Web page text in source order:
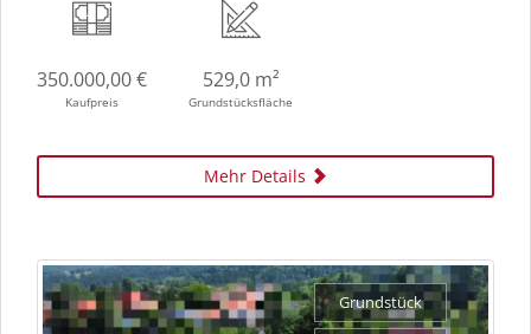
350.000,00 €
Kaufpreis
529,0 m²
Grundstücksfläche
Mehr Details
Grundstück